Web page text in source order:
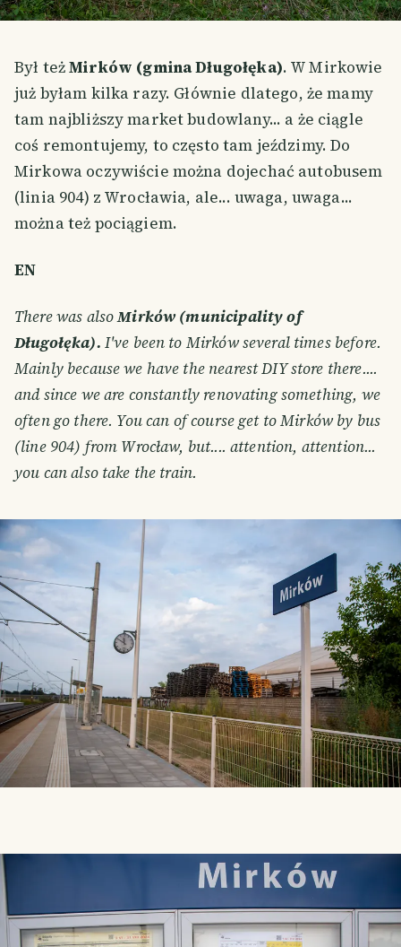
Był teżMirków (gmina Długołęka). W Mirkowie
już byłam kilka razy. Głównie dlatego, że mamy
tam najbliższy market budowlany... a że ciągle
coś remontujemy, to często tam jeździmy. Do
Mirkowa oczywiście można dojechać autobusem
(linia 904) z Wrocławia, ale... uwaga, uwaga...
można też pociągiem.
EN
There was alsoMirków (municipality of
Długołęka). I've been to Mirków several times before.
Mainly because we have the nearest DIY store there....
and since we are constantly renovating something, we
often go there. You can of course get to Mirków by bus
(line 904) from Wrocław, but.... attention, attention...
you can also take the train.